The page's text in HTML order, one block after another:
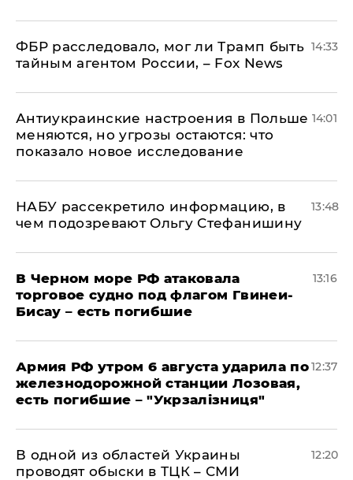
ФБР расследовало, мог ли Трамп быть
тайным агентом России, – Fox News
14:33
Антиукраинские настроения в Польше
меняются, но угрозы остаются: что
показало новое исследование
14:01
НАБУ рассекретило информацию, в
чем подозревают Ольгу Стефанишину
13:48
В Черном море РФ атаковала
торговое судно под флагом Гвинеи-
Бисау – есть погибшие
13:16
Армия РФ утром 6 августа ударила по
железнодорожной станции Лозовая,
есть погибшие – "Укрзалізниця"
12:37
В одной из областей Украины
проводят обыски в ТЦК – СМИ
12:20